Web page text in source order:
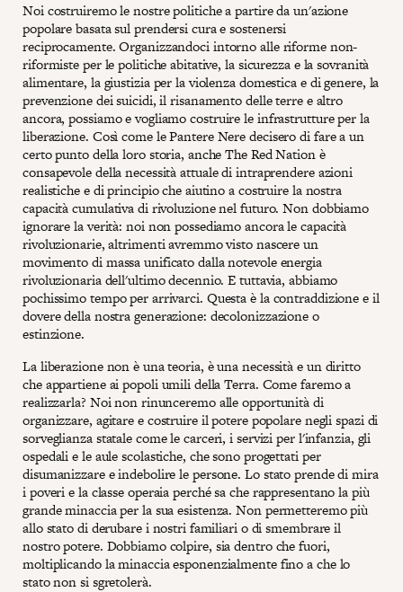
Noi costruiremo le nostre politiche a partire da un'azione
popolare basata sul prendersi cura e sostenersi
reciprocamente. Organizzandoci intorno alle riforme non-
riformiste per le politiche abitative, la sicurezza e la sovranità
alimentare, la giustizia per la violenza domestica e di genere, la
prevenzione dei suicidi, il risanamento delle terre e altro
ancora, possiamo e vogliamo costruire le infrastrutture per la
liberazione. Così come le Pantere Nere decisero di fare a un
certo punto della loro storia, anche The Red Nation è
consapevole della necessità attuale di intraprendere azioni
realistiche e di principio che aiutino a costruire la nostra
capacità cumulativa di rivoluzione nel futuro. Non dobbiamo
ignorare la verità: noi non possediamo ancora le capacità
rivoluzionarie, altrimenti avremmo visto nascere un
movimento di massa unificato dalla notevole energia
rivoluzionaria dell'ultimo decennio. E tuttavia, abbiamo
pochissimo tempo per arrivarci. Questa è la contraddizione e il
dovere della nostra generazione: decolonizzazione o
estinzione.
La liberazione non è una teoria, è una necessità e un diritto
che appartiene ai popoli umili della Terra. Come faremo a
realizzarla? Noi non rinunceremo alle opportunità di
organizzare, agitare e costruire il potere popolare negli spazi di
sorveglianza statale come le carceri, i servizi per l'infanzia, gli
ospedali e le aule scolastiche, che sono progettati per
disumanizzare e indebolire le persone. Lo stato prende di mira
i poveri e la classe operaia perché sa che rappresentano la più
grande minaccia per la sua esistenza. Non permetteremo più
allo stato di derubare i nostri familiari o di smembrare il
nostro potere. Dobbiamo colpire, sia dentro che fuori,
moltiplicando la minaccia esponenzialmente fino a che lo
stato non si sgretolerà.